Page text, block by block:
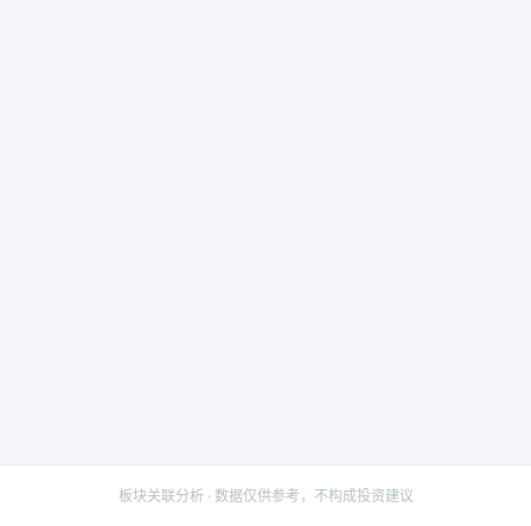
板块关联分析 · 数据仅供参考，不构成投资建议